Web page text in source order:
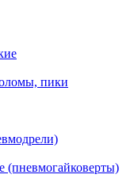
пики
(пневмогайковерты)